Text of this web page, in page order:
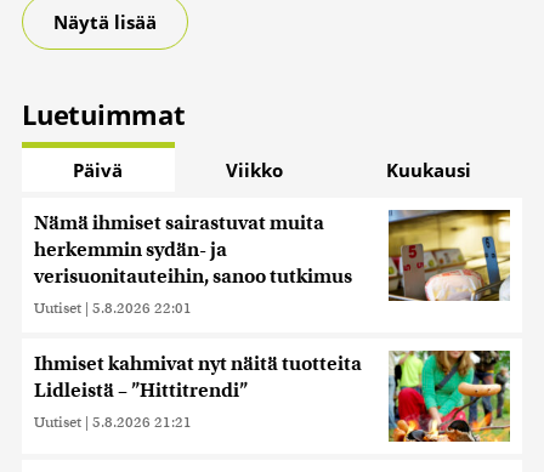
Näytä lisää
Luetuimmat
Päivä Viikko Kuukausi
Nämä ihmiset sairastuvat muita
herkemmin sydän- ja
verisuonitauteihin, sanoo tutkimus
Uutiset | 5.8.2026 22:01
Ihmiset kahmivat nyt näitä tuotteita
Lidleistä – ”Hittitrendi”
Uutiset | 5.8.2026 21:21